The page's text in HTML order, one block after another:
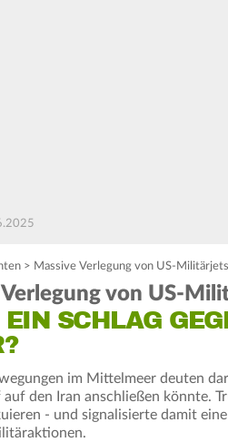
> Massive Verlegung von US-
Verlegung von US-
SCHLAG
im Mittelmeer deuten
den Iran anschließen könnte.
- und signalisierte damit